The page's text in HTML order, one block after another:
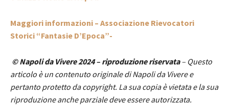
Maggiori informazioni – Associazione Rievocatori
Storici “Fantasie D’Epoca”-
© Napoli da Vivere 2024 – riproduzione riservata– Questo
articolo è un contenuto originale di Napoli da Vivere e
pertanto protetto da copyright. La sua copia è vietata e la sua
riproduzione anche parziale deve essere autorizzata.